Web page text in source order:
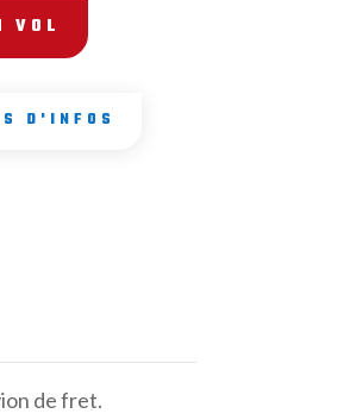
VOL
D'INFOS
de fret.